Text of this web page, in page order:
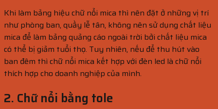
Khi làm bảng hiệu chữ nổi mica thì nên đặt ở những vị trí
như phòng ban, quầy lễ tân, không nên sử dụng chất liệu
mica để làm bảng quảng cáo ngoài trời bởi chất liệu mica
có thể bị giảm tuổi thọ. Tuy nhiên, nếu để thu hút vào
ban đêm thì chữ nổi mica kết hợp với đèn led là chữ nổi
thích hợp cho doanh nghiệp của mình.
2. Chữ nổi bằng tole